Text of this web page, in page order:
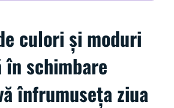
culori și moduri
în schimbare
înfrumuseța ziua